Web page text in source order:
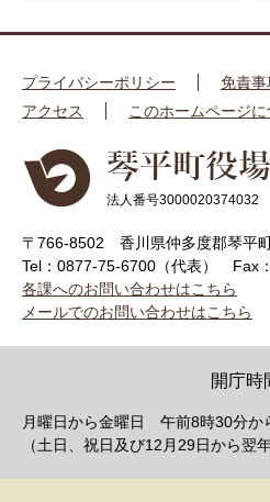
プライバシーポリシー
免責
アクセス
このホームページに
法人番号3000020374032
〒766-8502 香川県仲多度郡琴平
Tel：0877-75-6700（代表）
Fax
各課へのお問い合わせはこちら
メールでのお問い合わせはこちら
開庁時
月曜日から金曜日 午前8時30分か
（土日、祝日及び12月29日から翌